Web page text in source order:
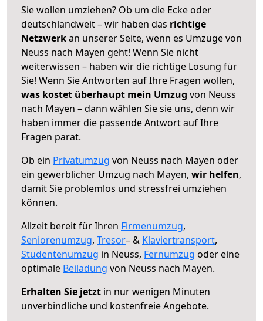
Sie wollen umziehen? Ob um die Ecke oder
deutschlandweit – wir haben das richtige
Netzwerkan unserer Seite, wenn es Umzüge von
Neuss nach Mayen geht! Wenn Sie nicht
weiterwissen – haben wir die richtige Lösung für
Sie! Wenn Sie Antworten auf Ihre Fragen wollen,
was kostet überhaupt mein Umzug von Neuss
nach Mayen – dann wählen Sie sie uns, denn wir
haben immer die passende Antwort auf Ihre
Fragen parat.
Ob ein Privatumzug von Neuss nach Mayen oder
ein gewerblicher Umzug nach Mayen, wir helfen,
damit Sie problemlos und stressfrei umziehen
können.
Allzeit bereit für Ihren Firmenumzug,
Seniorenumzug, Tresor– & Klaviertransport,
Studentenumzug in Neuss, Fernumzug oder eine
optimale Beiladung von Neuss nach Mayen.
Erhalten Sie jetzt in nur wenigen Minuten
unverbindliche und kostenfreie Angebote.